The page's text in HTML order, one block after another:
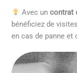
Avec un contrat
bénéficiez de
en cas de panne et